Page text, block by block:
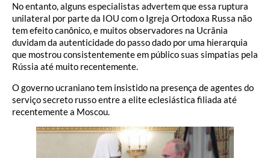
No entanto, alguns especialistas advertem que essa ruptura
unilateral por parte da IOU com o Igreja Ortodoxa Russa não
tem efeito canônico, e muitos observadores na Ucrânia
duvidam da autenticidade do passo dado por uma hierarquia
que mostrou consistentemente em público suas simpatias pela
Rússia até muito recentemente.
O governo ucraniano tem insistido na presença de agentes do
serviço secreto russo entre a elite eclesiástica filiada até
recentemente a Moscou.